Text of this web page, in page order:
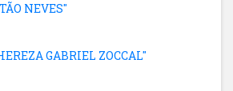
NEVES"
GABRIEL ZOCCAL"